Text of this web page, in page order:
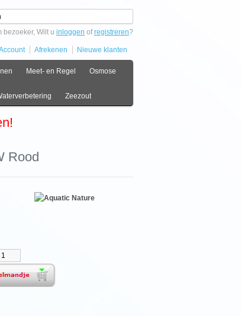
bezoeker, Wilt u inloggen ofregistreren?
Afrekenen Nieuwe klanten
Meet- en Regel Osmose
Zeezout
Rood